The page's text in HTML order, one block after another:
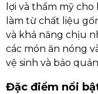
lợi và thẩm mỹ
làm từ chất liệu
và khả năng chịu
các món ăn nóng
vệ sinh và bảo
Đặc điểm nổi